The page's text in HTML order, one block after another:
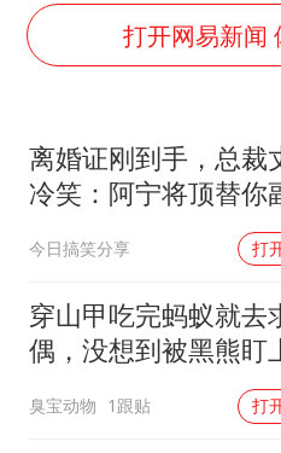
陈幸同
夯实
打开网易新闻
离婚证刚到手，总裁
冷笑：阿宁将顶替你
今日搞笑分享 打
穿山甲吃完蚂蚁就去
偶，没想到被黑熊盯
臭宝动物 1跟贴 打